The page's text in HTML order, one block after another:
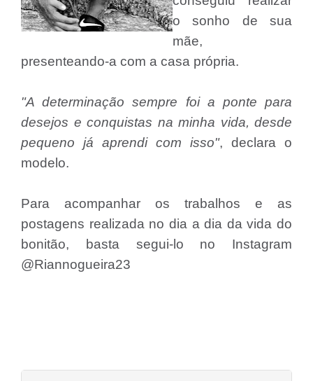
o sonho de sua
mãe,
presenteando-a com a casa própria.
"A determinação sempre foi a ponte para
desejos e conquistas na minha vida, desde
pequeno já aprendi com isso", declara o
modelo.
Para acompanhar os trabalhos e as
postagens realizada no dia a dia da vida do
bonitão, basta segui-lo no Instagram
@Riannogueira23